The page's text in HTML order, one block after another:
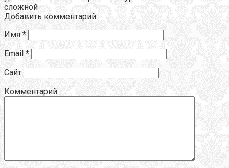
сложной
Добавить комментарий
Имя *
Email *
Сайт
Комментарий